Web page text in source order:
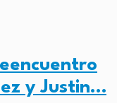
y Justin…